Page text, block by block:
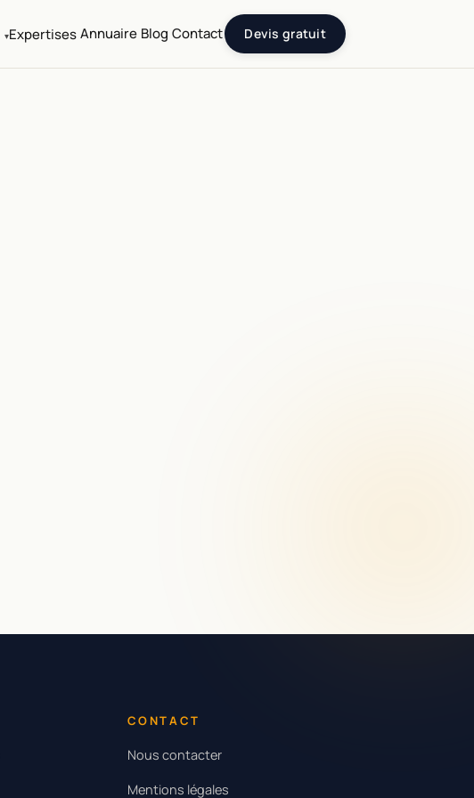
Expertises Annuaire Blog Contact Devis gratuit
CONTACT
Nous contacter
Mentions légales